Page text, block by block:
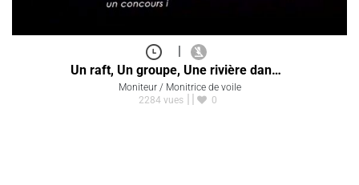
|
Un raft, Un groupe, Une rivière dan…
Moniteur / Monitrice de voile
2284 vues
0